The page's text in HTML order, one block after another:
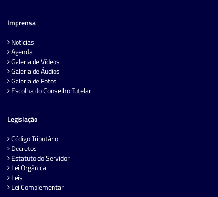
Imprensa
Notícias
Agenda
Galeria de Vídeos
Galeria de Áudios
Galeria de Fotos
Escolha do Conselho Tutelar
Legislação
Código Tributário
Decretos
Estatuto do Servidor
Lei Orgânica
Leis
Lei Complementar